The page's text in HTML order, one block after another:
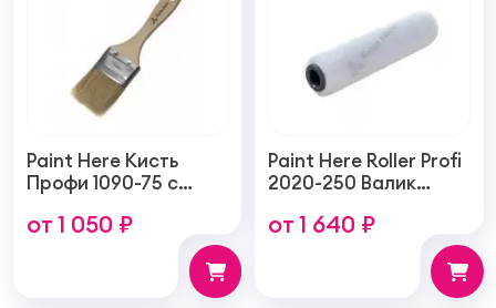
Paint Here Кисть
Профи 1090-75 с
щетиной плоская
от 1 050 ₽
Paint Here Roller Profi
2020-250 Валик
тонкую гладкую
структуру покрытия
от 1 640 ₽